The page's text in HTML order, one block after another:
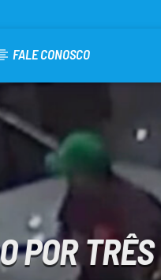
FALE CONOSCO
POR TRÊS